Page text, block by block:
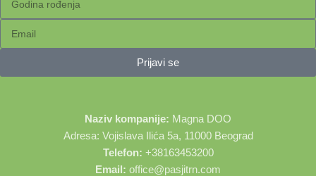
Prijavi se
Naziv kompanije: Magna DOO
Adresa: Vojislava Ilića 5a, 11000 Beograd
Telefon: +38163453200
Email: office@pasjitrn.com